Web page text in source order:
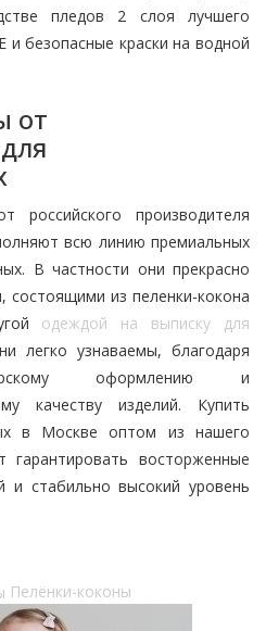
пледов 2 слоя лучшего
безопасные краски на водной
от
производителя
всю линию премиальных
В частности они прекрасно
состоящими из пеленки-кокона
одеждой на выписку для
легко узнаваемы, благодаря
оформлению и
качеству изделий. Купить
в Москве оптом из нашего
гарантировать восторженные
и стабильно высокий уровень
Пелёнки-коконы